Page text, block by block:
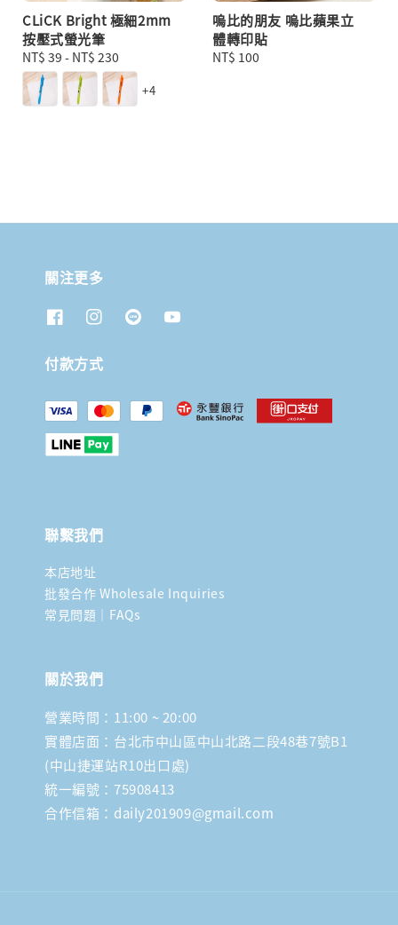
CLiCK Bright 極細2mm
按壓式螢光筆
Regular
price
NT$ 39 - NT$ 230
+4
嗚比的朋友 嗚比蘋果立
體轉印貼
Regular
NT$ 100
關注更多
付款方式
聯繫我們
本店地址
批發合作 Wholesale Inquiries
常見問題｜FAQs
關於我們
營業時間：11:00 ~ 20:00
實體店面：台北市中山區中山北路二段48巷7號B1
(中山捷運站R10出口處)
統一編號：75908413
合作信箱：daily201909@gmail.com